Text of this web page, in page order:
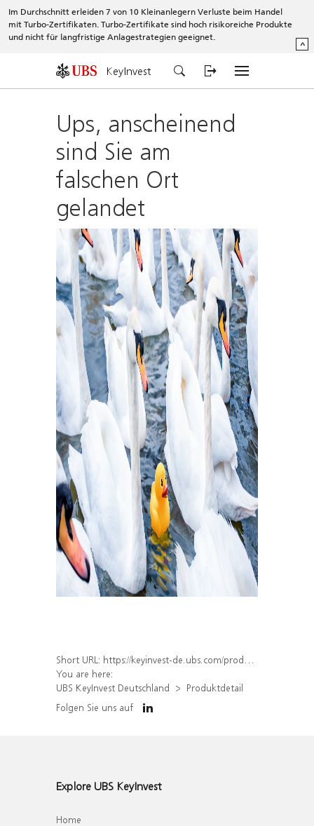
Im Durchschnitt erleiden 7 von 10 Kleinanlegern Verluste beim Handel
mit Turbo-Zertifikaten. Turbo-Zertifikate sind hoch risikoreiche Produkte
und nicht für langfristige Anlagestrategien geeignet.
^
KeyInvest
Ups, anscheinend
sind Sie am
falschen Ort
gelandet
Short URL: https://keyinvest-de.ubs.com/produkt/detail/index/isin/DE000WA61ES5
You are here:
UBS KeyInvest Deutschland
Produktdetail
Folgen Sie uns auf
Explore UBS KeyInvest
Home